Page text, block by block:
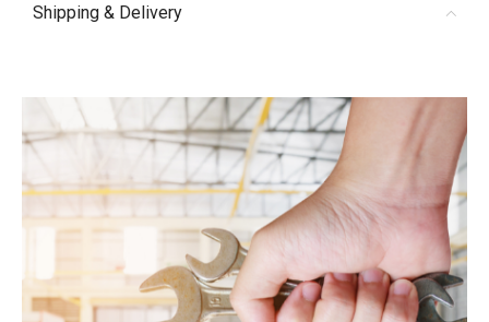
Shipping & Delivery